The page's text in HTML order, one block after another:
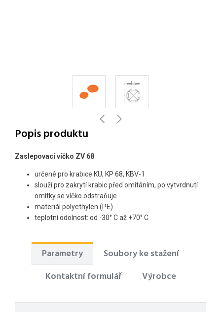
Popis produktu
Zaslepovací víčko ZV 68
určené pro krabice KU, KP 68, KBV-1
slouží pro zakrytí krabic před omítáním, po vytvrdnutí
omítky se víčko odstraňuje
materiál polyethylen (PE)
teplotní odolnost: od -30° C až +70° C
Parametry
Soubory ke stažení
Kontaktní formulář
Výrobce